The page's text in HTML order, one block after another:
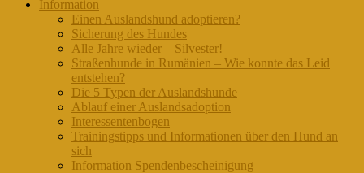
Information
Einen Auslandshund adoptieren?
Sicherung des Hundes
Alle Jahre wieder – Silvester!
Straßenhunde in Rumänien – Wie konnte das Leid
entstehen?
Die 5 Typen der Auslandshunde
Ablauf einer Auslandsadoption
Interessentenbogen
Trainingstipps und Informationen über den Hund an
sich
Information Spendenbescheinigung